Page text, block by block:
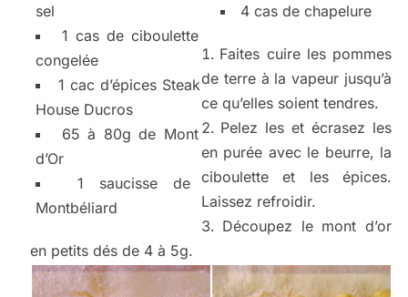
sel
1 cas de ciboulette
congelée
1 cac d’épices Steak
House Ducros
65 à 80g de Mont
d’Or
1 saucisse de
Montbéliard
4 cas de chapelure
Faites cuire les pommes
de terre à la vapeur jusqu’à
ce qu’elles soient tendres.
Pelez les et écrasez les
en purée avec le beurre, la
ciboulette et les épices.
Laissez refroidir.
Découpez le mont d’or
en petits dés de 4 à 5g.